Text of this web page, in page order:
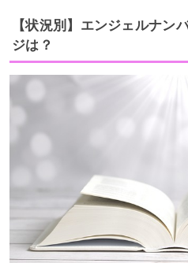
【状況別】エンジェルナン
ジは？